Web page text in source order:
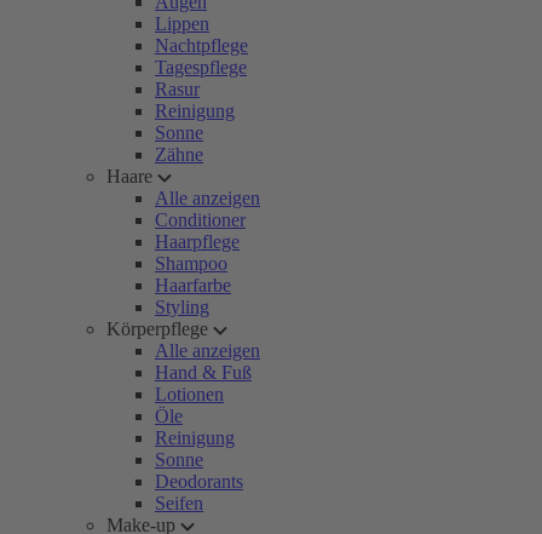
Lippen
Nachtpflege
Tagespflege
Rasur
Reinigung
Sonne
Zähne
Haare
Alle anzeigen
Conditioner
Haarpflege
Shampoo
Haarfarbe
Styling
Körperpflege
Alle anzeigen
Hand & Fuß
Lotionen
Öle
Reinigung
Sonne
Deodorants
Seifen
Make-up